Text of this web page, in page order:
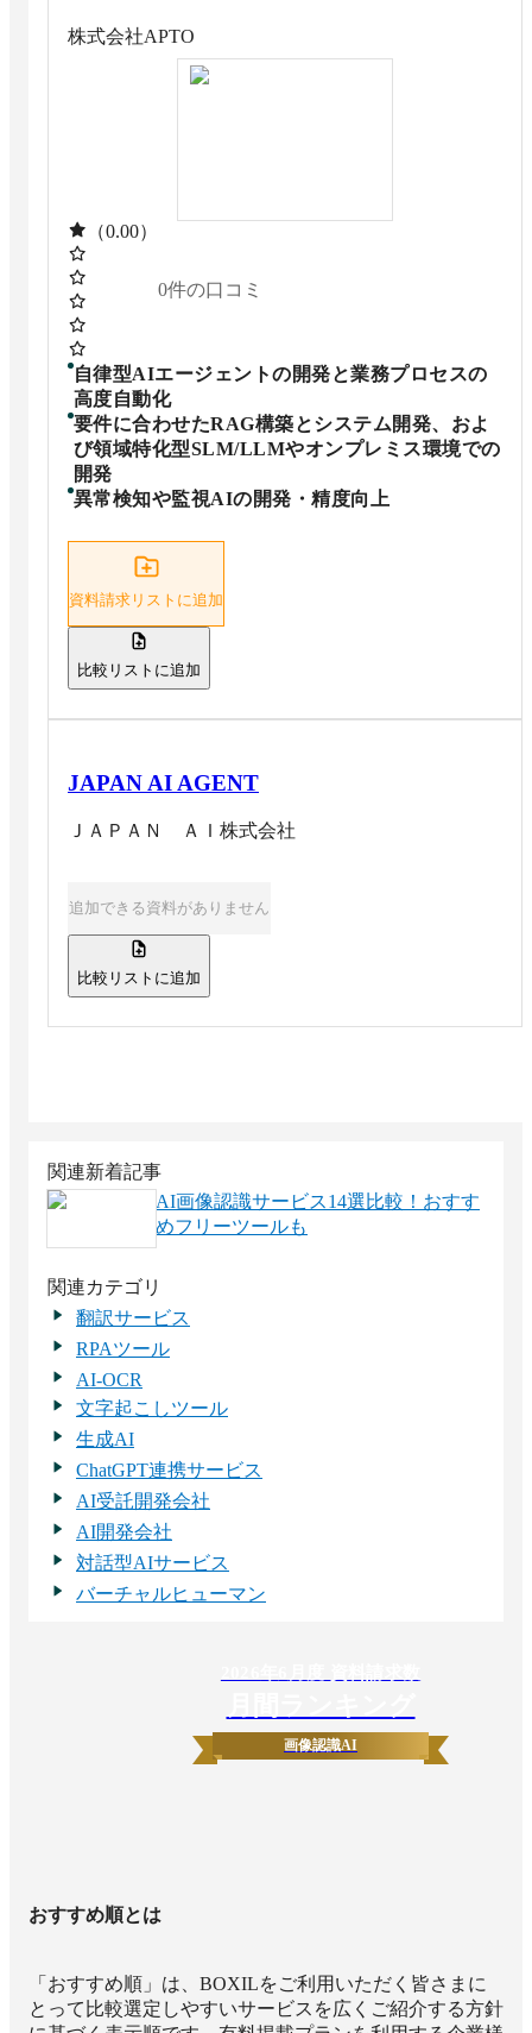
株式会社APTO
（0.00）
0件の口コミ
自律型AIエージェントの開発と業務プロセスの
高度自動化
要件に合わせたRAG構築とシステム開発、およ
び領域特化型SLM/LLMやオンプレミス環境での
開発
異常検知や監視AIの開発・精度向上
資料請求リストに追加
比較リストに追加
JAPAN AI AGENT
ＪＡＰＡＮ ＡＩ株式会社
追加できる資料がありません
比較リストに追加
関連新着記事
AI画像認識サービス14選比較！おすす
めフリーツールも
関連カテゴリ
翻訳サービス
RPAツール
AI-OCR
文字起こしツール
生成AI
ChatGPT連携サービス
AI受託開発会社
AI開発会社
対話型AIサービス
バーチャルヒューマン
画像認識AI
おすすめ順とは
「おすすめ順」は、BOXILをご利用いただく皆さまに
とって比較選定しやすいサービスを広くご紹介する方針